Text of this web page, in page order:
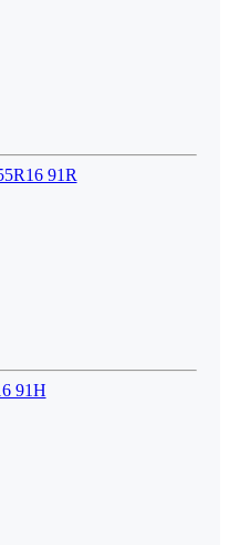
91R
91H